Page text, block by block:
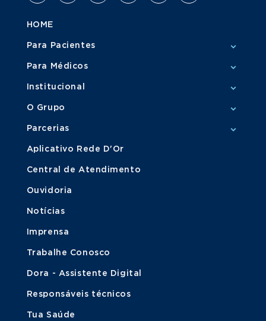
HOME
Para Pacientes
Para Médicos
Institucional
O Grupo
Parcerias
Aplicativo Rede D'Or
Central de Atendimento
Ouvidoria
Notícias
Imprensa
Trabalhe Conosco
Dora - Assistente Digital
Responsáveis técnicos
Tua Saúde